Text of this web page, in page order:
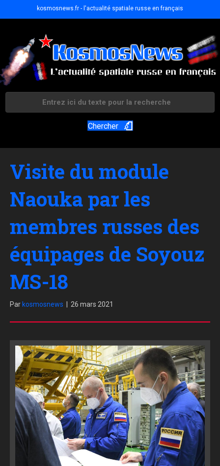
kosmosnews.fr - l'actualité spatiale russe en français
Chercher
Visite du module
Naouka par les
membres russes des
équipages de Soyouz
MS-18
Par kosmosnews 26 mars 2021